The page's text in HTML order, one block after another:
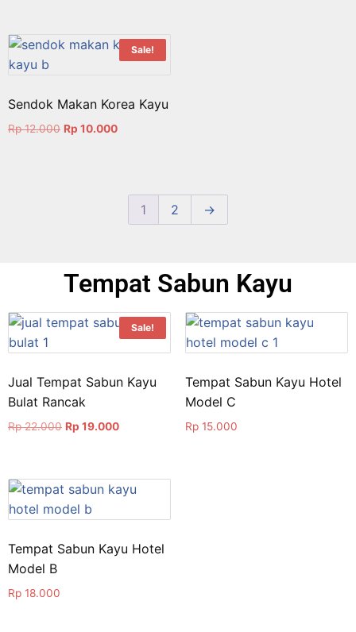
Sale!
Sendok Makan Korea Kayu
Rp12.000 Rp 10.000
1 2 →
Tempat Sabun Kayu
Sale!
Jual Tempat Sabun Kayu
Bulat Rancak
Rp22.000 Rp 19.000
Tempat Sabun Kayu Hotel
Model C
Rp15.000
Tempat Sabun Kayu Hotel
Model B
Rp 18.000